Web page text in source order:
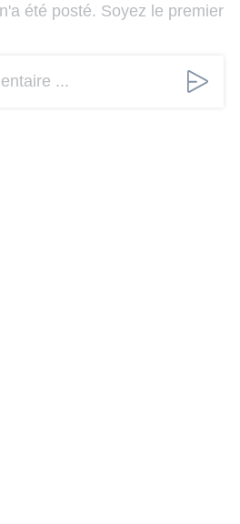
été posté. Soyez le premier
...